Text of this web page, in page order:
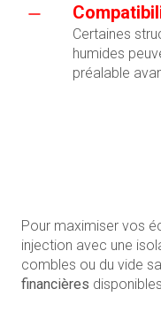
Certaines
humides
préalable
Pour maximiser vos
injection avec une
combles ou du vide
financières disponibles.